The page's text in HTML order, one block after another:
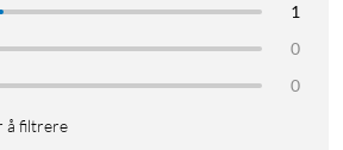
1
0
0
å filtrere